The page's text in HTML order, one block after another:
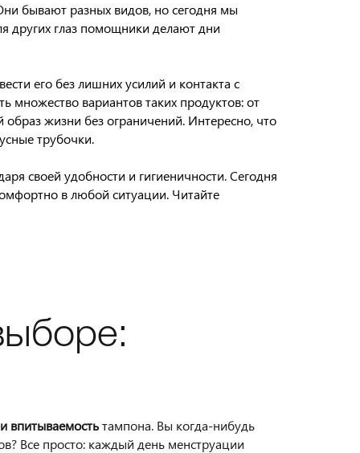
бывают разных видов, но сегодня мы
других глаз помощники делают дни
его без лишних усилий и контакта с
множество вариантов таких продуктов: от
жизни без ограничений. Интересно, что
трубочки.
своей удобности и гигиеничности. Сегодня
в любой ситуации. Читайте
впитываемостьтампона. Вы когда-нибудь
Все просто: каждый день менструации